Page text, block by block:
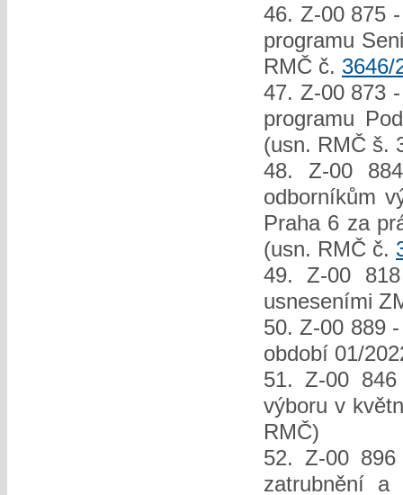
46. Z-00 875
programu
RMČ č. 3646/
47. Z-00 873
programu
(usn. RMČ š.
48. Z-00
odborníkům
Praha 6 za
(usn. RMČ č.
49. Z-00
usneseními
50. Z-00 889
období 01/
51. Z-00
výboru v
RMČ)
52. Z-00
zatrubnění a